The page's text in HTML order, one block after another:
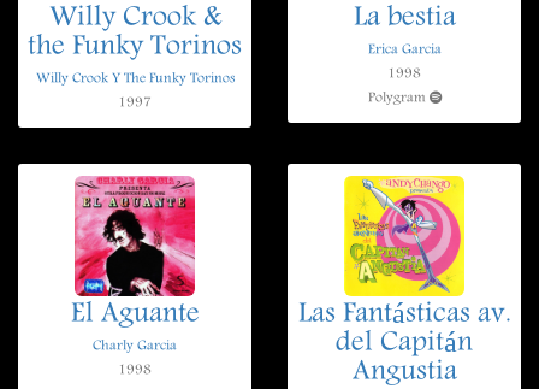
Willy Crook &
the Funky Torinos
Willy Crook Y The Funky Torinos
1997
La bestia
Erica Garcia
1998
Polygram
El Aguante
Charly Garcia
1998
Las Fantásticas av.
del Capitán
Angustia